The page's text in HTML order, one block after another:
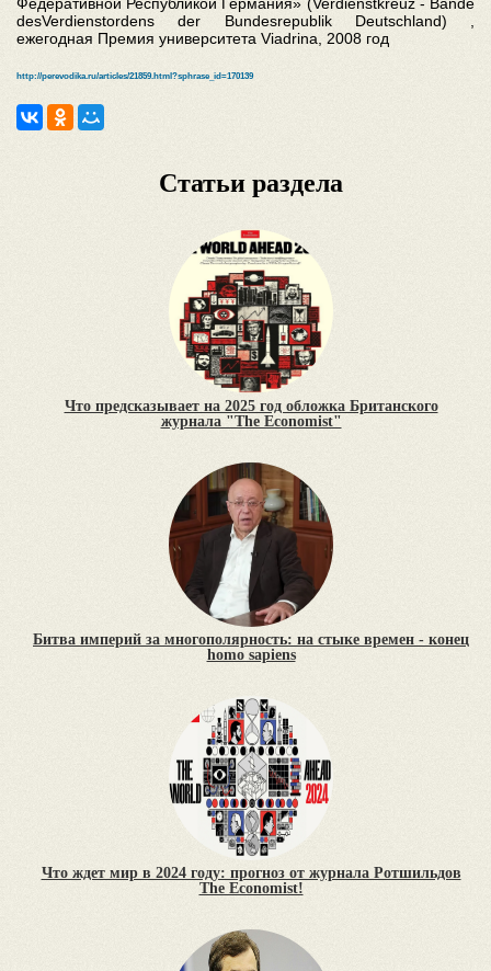
desVerdienstordens der Bundesrepublik Deutschland) ,
ежегодная Премия университета Viadrina, 2008 год
http://perevodika.ru/articles/21859.html?sphrase_id=170139
Статьи раздела
Что предсказывает на 2025 год обложка Британского
журнала "The Economist"
Битва империй за многополярность: на стыке времен - конец
homo sapiens
Что ждет мир в 2024 году: прогноз от журнала Ротшильдов
The Economist!